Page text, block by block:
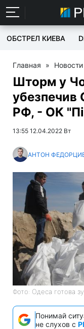
ОБСТРЕЛ КИЕВА
Главная » Новости
Шторм у
убезпечив
РФ, - ОК
13:55 12.04.2022 Вт
АНТОН
Фото: Одеса готова
Понимай
не слухов с